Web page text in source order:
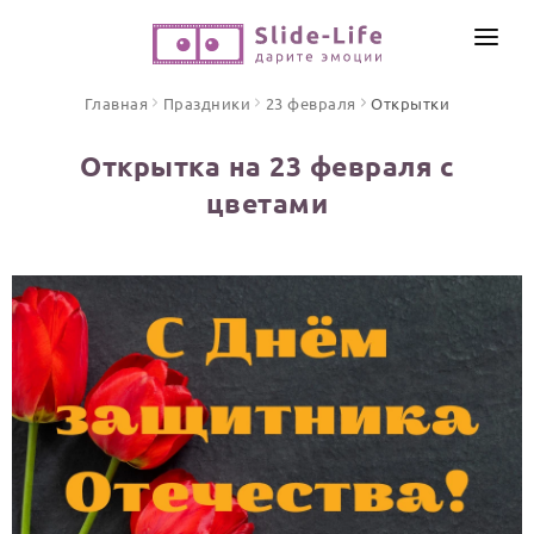
Песни поздравления
Открытки
Стихи и тексты
ПРАЗДНИКИ
С Днем рождения
Юбилей
ИНСТРУМЕНТЫ
ЦЕНЫ
ОТЗЫВЫ
Главная Праздники 23 февраля Открытки
Открытка на 23 февраля с
цветами